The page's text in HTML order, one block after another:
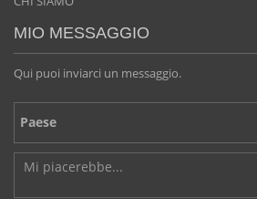
MIO MESSAGGIO
Qui puoi inviarci un messaggio.